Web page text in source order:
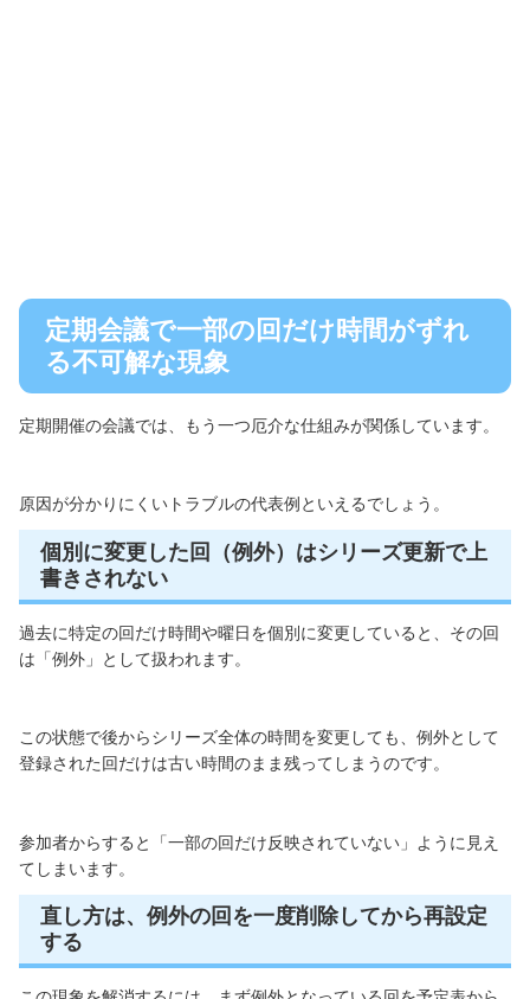
定期会議で一部の回だけ時間がずれ
る不可解な現象
定期開催の会議では、もう一つ厄介な仕組みが関係しています。
原因が分かりにくいトラブルの代表例といえるでしょう。
個別に変更した回（例外）はシリーズ更新で上
書きされない
過去に特定の回だけ時間や曜日を個別に変更していると、その回
は「例外」として扱われます。
この状態で後からシリーズ全体の時間を変更しても、例外として
登録された回だけは古い時間のまま残ってしまうのです。
参加者からすると「一部の回だけ反映されていない」ように見え
てしまいます。
直し方は、例外の回を一度削除してから再設定
する